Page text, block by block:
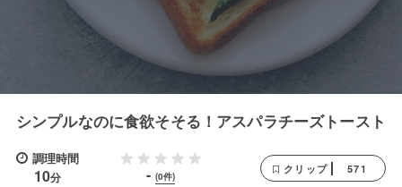
シンプルなのに食欲そそる！アスパラチーズトースト
調理時間
10分 - (0件)
クリップ 571